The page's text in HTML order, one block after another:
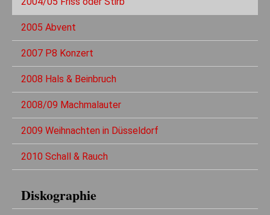
2005 Abvent
2007 P8 Konzert
2008 Hals & Beinbruch
2008/09 Machmalauter
2009 Weihnachten in Düsseldorf
2010 Schall & Rauch
Diskographie